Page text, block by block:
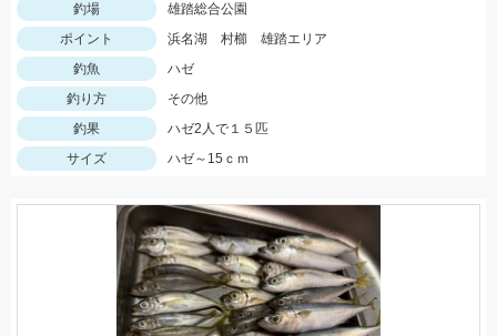
釣場
雄踏総合公園
ポイント
浜名湖 村櫛 雄踏エリア
釣魚
ハゼ
釣り方
その他
釣果
ハゼ2人で１５匹
サイズ
ハゼ～15ｃｍ